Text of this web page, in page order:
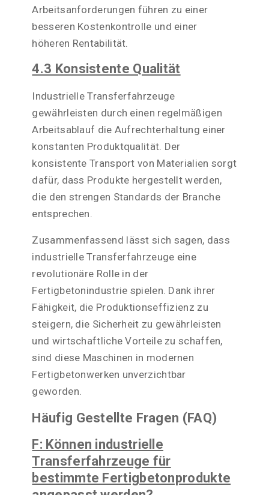
Arbeitsanforderungen führen zu einer
besseren Kostenkontrolle und einer
höheren Rentabilität.
4.3 Konsistente Qualität
Industrielle Transferfahrzeuge
gewährleisten durch einen regelmäßigen
Arbeitsablauf die Aufrechterhaltung einer
konstanten Produktqualität. Der
konsistente Transport von Materialien sorgt
dafür, dass Produkte hergestellt werden,
die den strengen Standards der Branche
entsprechen.
Zusammenfassend lässt sich sagen, dass
industrielle Transferfahrzeuge eine
revolutionäre Rolle in der
Fertigbetonindustrie spielen. Dank ihrer
Fähigkeit, die Produktionseffizienz zu
steigern, die Sicherheit zu gewährleisten
und wirtschaftliche Vorteile zu schaffen,
sind diese Maschinen in modernen
Fertigbetonwerken unverzichtbar
geworden.
Häufig Gestellte Fragen (FAQ)
F: Können industrielle
Transferfahrzeuge für
bestimmte Fertigbetonprodukte